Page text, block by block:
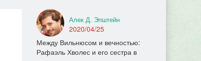
Алек Д. Эпштейн
2020/04/25
Между Вильнюсом и вечностью:
Рафаэль Хволес и его сестра в